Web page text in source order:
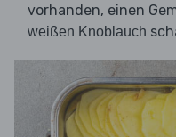
vorhanden, einen
weißen Knoblauch